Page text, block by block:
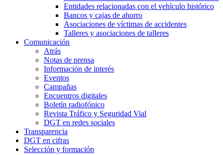
Entidades relacionadas con el vehículo histórico
Bancos y cajas de ahorro
Asociaciones de víctimas de accidentes
Talleres y asociaciones de talleres
Comunicación
Atrás
Notas de prensa
Información de interés
Eventos
Campañas
Encuentros digitales
Boletín radiofónico
Revista Tráfico y Seguridad Vial
DGT en redes sociales
Transparencia
DGT en cifras
Selección y formación